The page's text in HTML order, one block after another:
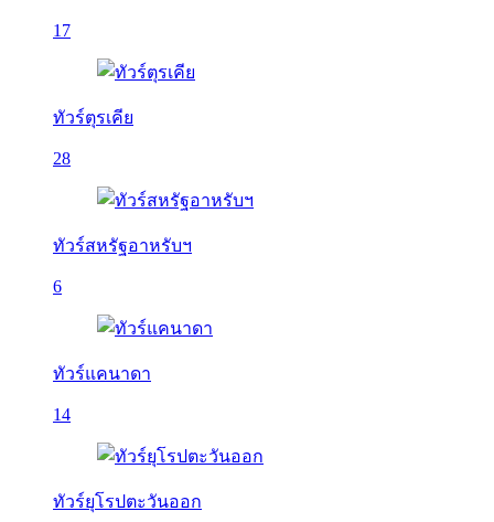
17
ทัวร์ตุรเคีย
28
ทัวร์สหรัฐอาหรับฯ
6
ทัวร์แคนาดา
14
ทัวร์ยุโรปตะวันออก